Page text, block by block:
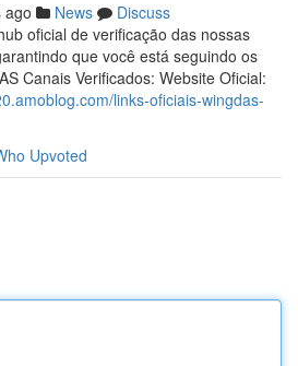
ago News
Discuss
oficial de verificação das nossas
que você está seguindo os
Canais Verificados: Website Oficial:
links-oficiais-wingdas-
Upvoted